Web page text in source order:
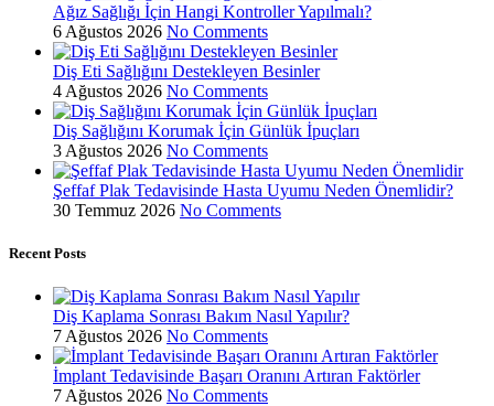
Ağız Sağlığı İçin Hangi Kontroller Yapılmalı?
6 Ağustos 2026 No Comments
Diş Eti Sağlığını Destekleyen Besinler
4 Ağustos 2026 No Comments
Diş Sağlığını Korumak İçin Günlük İpuçları
3 Ağustos 2026 No Comments
Şeffaf Plak Tedavisinde Hasta Uyumu Neden Önemlidir?
30 Temmuz 2026 No Comments
Recent Posts
Diş Kaplama Sonrası Bakım Nasıl Yapılır?
7 Ağustos 2026 No Comments
İmplant Tedavisinde Başarı Oranını Artıran Faktörler
7 Ağustos 2026 No Comments